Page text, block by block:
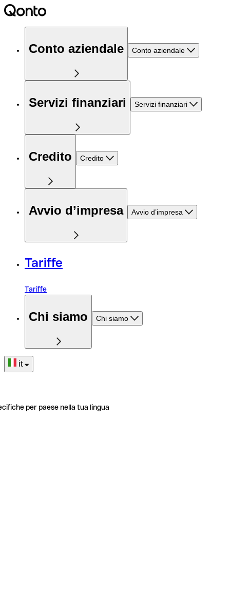
Conto aziendale Conto aziendale
Servizi finanziari Servizi finanziari
Credito Credito
Avvio d’impresa Avvio d’impresa
Tariffe
Tariffe
Chi siamo Chi siamo
it
per paese nella tua lingua